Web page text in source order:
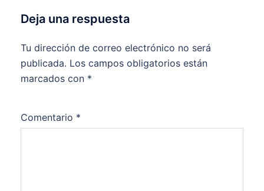
Deja una respuesta
Tu dirección de correo electrónico no será
publicada. Los campos obligatorios están
marcados con *
Comentario *